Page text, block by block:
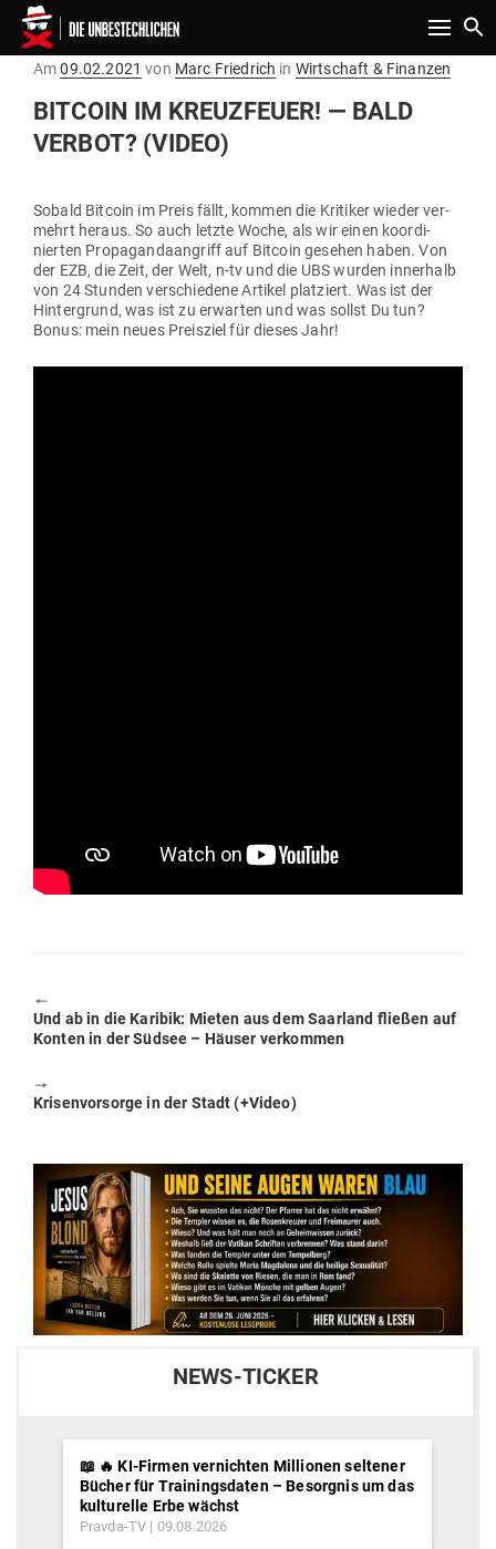
Toggle
AmGepostet
09.02.2021 von Marc Friedrich in Wirtschaft & Finanzen
BITCOIN IM KREUZ­FEUER! — BALD
VERBOT? (VIDEO)
Sobald Bitcoin im Preis fällt, kommen die Kri­tiker wieder ver­
mehrt heraus. So auch letzte Woche, als wir einen koor­di­
nierten Pro­pa­gan­da­an­griff auf Bitcoin gesehen haben. Von
der EZB, die Zeit, der Welt, n‑tv und die UBS wurden innerhalb
von 24 Stunden ver­schiedene Artikel plat­ziert. Was ist der
Hin­ter­grund, was ist zu erwarten und was sollst Du tun?
Bonus: mein neues Preisziel für dieses Jahr!
🠔
Previous
post:
Und ab in die Karibik: Mieten aus dem Saarland fließen auf
Konten in der Südsee – Häuser verkommen
🠖
Next
Kri­sen­vor­sorge in der Stadt (+Video)
NEWS-TICKER
📖 🔥 KI-Firmen vernichten Millionen seltener
Bücher für Trainingsdaten – Besorgnis um das
kulturelle Erbe wächst
Pravda-TV 09.08.2026